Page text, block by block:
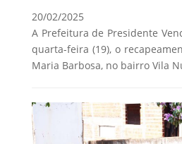
20/02/2025
A Prefeitura de Presidente
quarta-feira (19), o
Maria Barbosa, no bairro Vila